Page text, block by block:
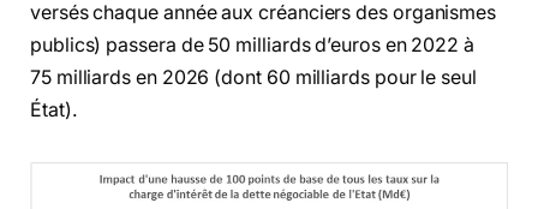
versés chaque année aux créanciers des organismes
publics) passera de 50 milliards d’euros en 2022 à
75 milliards en 2026 (dont 60 milliards pour le seul
État).